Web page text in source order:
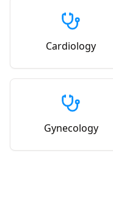
Cardiology
Gynecology